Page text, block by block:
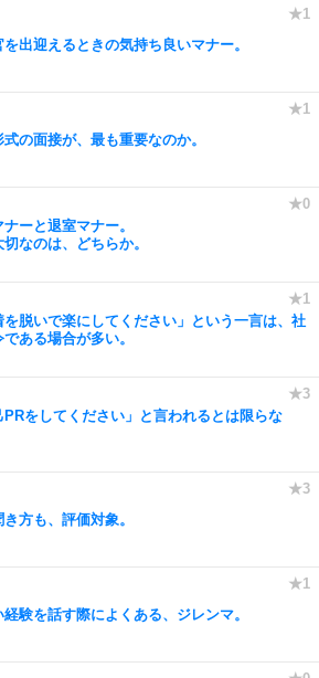
出迎えるときの気持ち良いマナー。
式の面接が、最も重要なのか。
ナーと退室マナー。
切なのは、どちらか。
を脱いで楽にしてください」という一言は、社
ある場合が多い。
PRをしてください」と言われるとは限らな
方も、評価対象。
験を話す際によくある、ジレンマ。